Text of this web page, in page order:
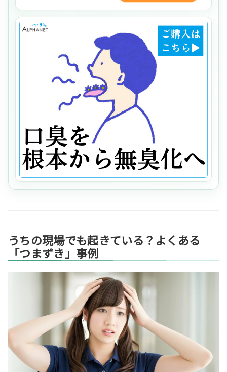
うちの現場でも起きている？よくある
「つまずき」事例